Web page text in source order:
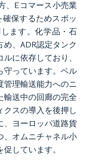
、Eコマース小売業
保するためスポッ
ます。化学品・石
、ADR認定タンク
に依存しており、
守っています。ベル
管理輸送能力へのニ
輸送中の回廊の完全
クスの導入を後押し
、ヨーロッパ道路貨
、オムニチャネル小
しています。